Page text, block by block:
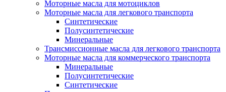
Моторные масла для мотоциклов
Моторные масла для легкового транспорта
Синтетические
Полусинтетические
Минеральные
Трансмиссионные масла для легкового транспорта
Моторные масла для коммерческого транспорта
Минеральные
Полусинтетические
Синтетические